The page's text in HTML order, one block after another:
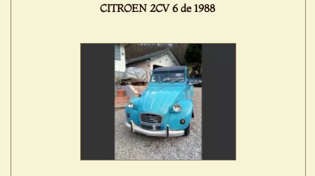
CITROEN 2CV 6 de 1988